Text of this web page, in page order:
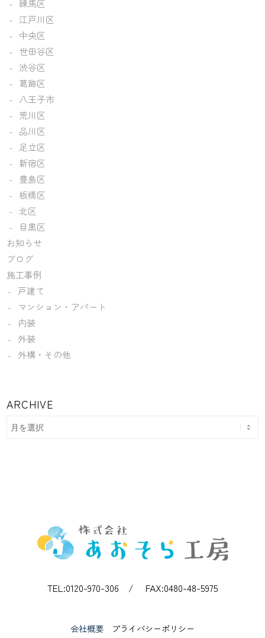
練馬区
江戸川区
中央区
世田谷区
渋谷区
葛飾区
八王子市
荒川区
品川区
足立区
新宿区
豊島区
板橋区
北区
目黒区
お知らせ
ブログ
施工事例
戸建て
マンション・アパート
内装
外装
外構・その他
ARCHIVE
TEL:0120-970-306 / FAX:0480-48-5975
会社概要 プライバシーポリシー